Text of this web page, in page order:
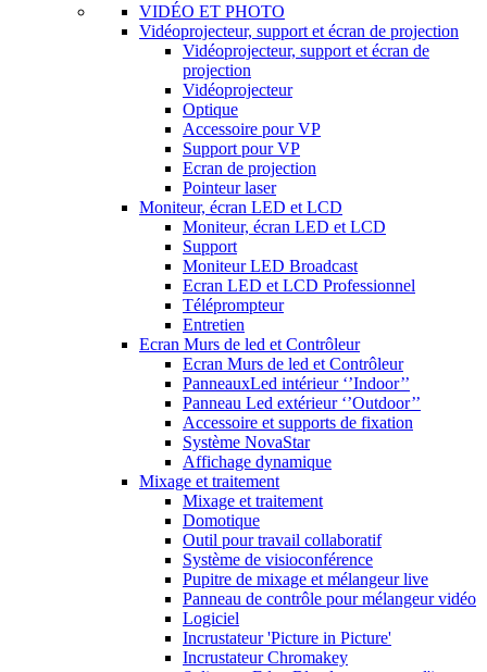
VIDÉO ET PHOTO
Vidéoprojecteur, support et écran de projection
Vidéoprojecteur, support et écran de
projection
Vidéoprojecteur
Optique
Accessoire pour VP
Support pour VP
Ecran de projection
Pointeur laser
Moniteur, écran LED et LCD
Moniteur, écran LED et LCD
Support
Moniteur LED Broadcast
Ecran LED et LCD Professionnel
Téléprompteur
Entretien
Ecran Murs de led et Contrôleur
Ecran Murs de led et Contrôleur
PanneauxLed intérieur ‘’Indoor’’
Panneau Led extérieur ‘’Outdoor’’
Accessoire et supports de fixation
Système NovaStar
Affichage dynamique
Mixage et traitement
Mixage et traitement
Domotique
Outil pour travail collaboratif
Système de visioconférence
Pupitre de mixage et mélangeur live
Panneau de contrôle pour mélangeur vidéo
Logiciel
Incrustateur 'Picture in Picture'
Incrustateur Chromakey